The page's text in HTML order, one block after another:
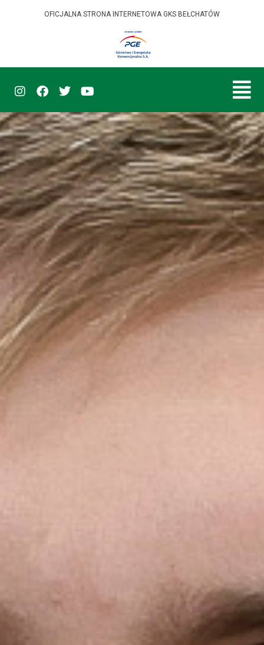
OFICJALNA STRONA INTERNETOWA GKS BEŁCHATÓW